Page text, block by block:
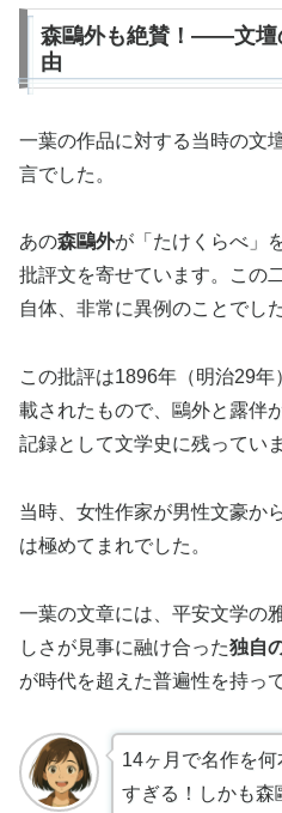
森鷗外も絶賛！——文壇
由
一葉の作品に対する当時の文
言でした。
あの森鷗外が「たけくらべ」
批評文を寄せています。この
自体、非常に異例のことでした
この批評は1896年（明治29
載されたもので、鷗外と露伴
記録として文学史に残っていま
当時、女性作家が男性文豪か
は極めてまれでした。
一葉の文章には、平安文学の
しさが見事に融け合った独自
が時代を超えた普遍性を持っ
14ヶ月で名作を
すぎる！しかも森